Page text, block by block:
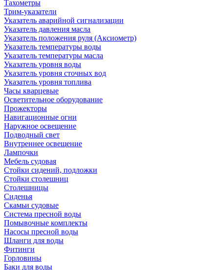
Тахометры
Трим-указатели
Указатель аварийной сигнализации
Указатель давления масла
Указатель положения руля (Аксиометр)
Указатель температуры воды
Указатель температуры масла
Указатель уровня воды
Указатель уровня сточных вод
Указатель уровня топлива
Часы кварцевые
Осветительное оборудование
Прожекторы
Навигационные огни
Наружное освещение
Подводный свет
Внутреннее освещение
Лампочки
Мебель судовая
Стойки сидений, подложки
Стойки столешниц
Столешницы
Сиденья
Скамьи судовые
Система пресной воды
Помывочные комплекты
Насосы пресной воды
Шланги для воды
Фитинги
Горловины
Баки для воды